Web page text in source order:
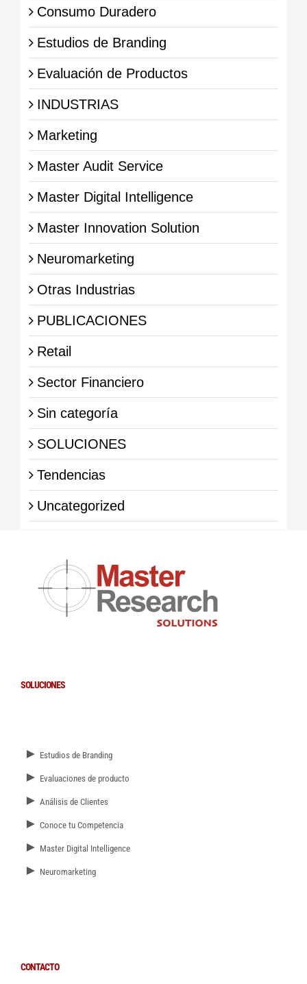
Consumo Duradero
Estudios de Branding
Evaluación de Productos
INDUSTRIAS
Marketing
Master Audit Service
Master Digital Intelligence
Master Innovation Solution
Neuromarketing
Otras Industrias
PUBLICACIONES
Retail
Sector Financiero
Sin categoría
SOLUCIONES
Tendencias
Uncategorized
SOLUCIONES
► Estudios de Branding
► Evaluaciones de producto
► Análisis de Clientes
► Conoce tu Competencia
► Master Digital Intelligence
► Neuromarketing
CONTACTO